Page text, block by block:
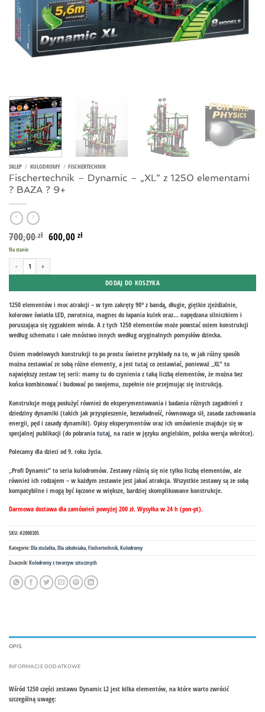
SKLEP / KULODROMY / FISCHERTECHNIK
Fischertechnik – Dynamic – „XL” z 1250 elementami
? BAZA ? 9+
700,00zł Pierwotna
cena
600,00złAktualna
Na stanie
ilość Fischertechnik - Dynamic - „XL” z 1250 elementami ? BAZA ? 9+
DODAJ DO KOSZYKA
1250 elementów i moc atrakcji – w tym zakręty 90° z bandą, długie, giętkie zjeżdżalnie,
kolorowe światła LED, zwrotnica, magnes do łapania kulek oraz… napędzana silniczkiem i
poruszająca się zygzakiem winda. A z tych 1250 elementów może powstać osiem konstrukcji
według schematu i całe mnóstwo innych według oryginalnych pomysłów dziecka.
Osiem modelowych konstrukcji to po prostu świetne przykłady na to, w jak różny sposób
można zestawiać ze sobą różne elementy, a jest tutaj co zestawiać, ponieważ „XL” to
największy zestaw tej serii: mamy tu do czynienia z taką liczbą elementów, że można bez
końca kombinować i budować po swojemu, zupełnie nie przejmując się instrukcją.
Konstrukcje mogą posłużyć również do eksperymentowania i badania różnych zagadnień z
dziedziny dynamiki (takich jak przyspieszenie, bezwładność, równowaga sił, zasada zachowania
energii, pęd i zasady dynamiki). Opisy eksperymentów oraz ich omówienie znajduje się w
specjalnej publikacji (do pobrania tutaj , na razie w języku angielskim, polska wersja wkrótce).
Polecamy dla dzieci od 9. roku życia.
„Profi Dynamic” to seria kulodromów. Zestawy różnią się nie tylko liczbą elementów, ale
również ich rodzajem – w każdym zestawie jest jakaś atrakcja. Wszystkie zestawy są ze sobą
kompatybilne i mogą być łączone w większe, bardziej skomplikowane konstrukcje.
Darmowa dostawa dla zamówień powyżej 200 zł. Wysyłka w 24 h (pon-pt).
SKU:#2000305
Kategorie:Dla stulatka,Dla szkolniaka,Fischertechnik,Kulodromy
Znacznik:Kulodromy z tworzyw sztucznych
OPIS
INFORMACJE DODATKOWE
Wśród 1250 części zestawu Dynamic L2 jest kilka elementów, na które warto zwrócić
szczególną uwagę: